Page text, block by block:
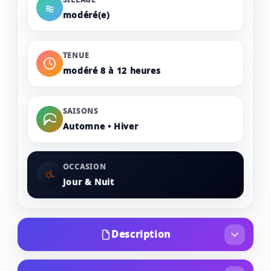
modéré(e)
TENUE
modéré 8 à 12 heures
SAISONS
Automne • Hiver
OCCASION
Jour & Nuit
Description
Pascal Morabito - Black Agent - Eau de Toilette